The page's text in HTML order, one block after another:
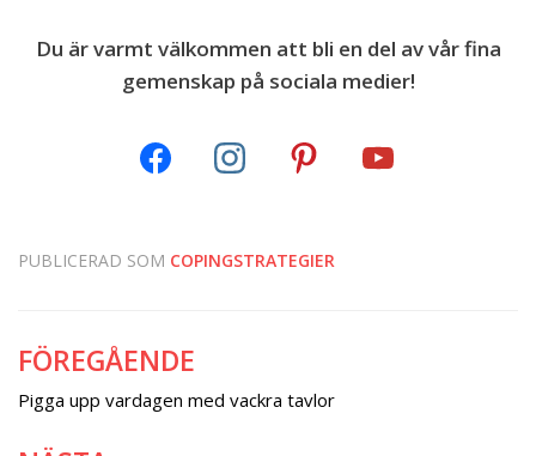
Du är varmt välkommen att bli en del av vår fina
gemenskap på sociala medier!
PUBLICERAD SOM COPINGSTRATEGIER
Inläggsnavigering
FÖREGÅENDE
Pigga upp vardagen med vackra tavlor